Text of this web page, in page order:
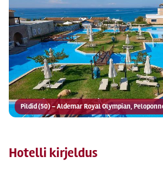
Pildid (50) – Aldemar Royal Olympian,
Hotelli kirjeldus